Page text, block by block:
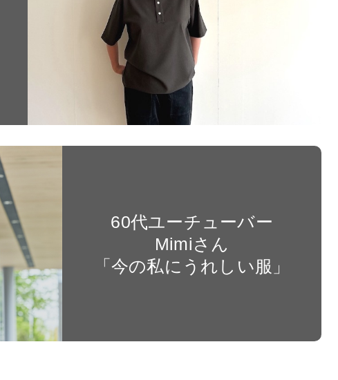
60代ユーチューバー
Mimiさん
「今の私にうれしい服」